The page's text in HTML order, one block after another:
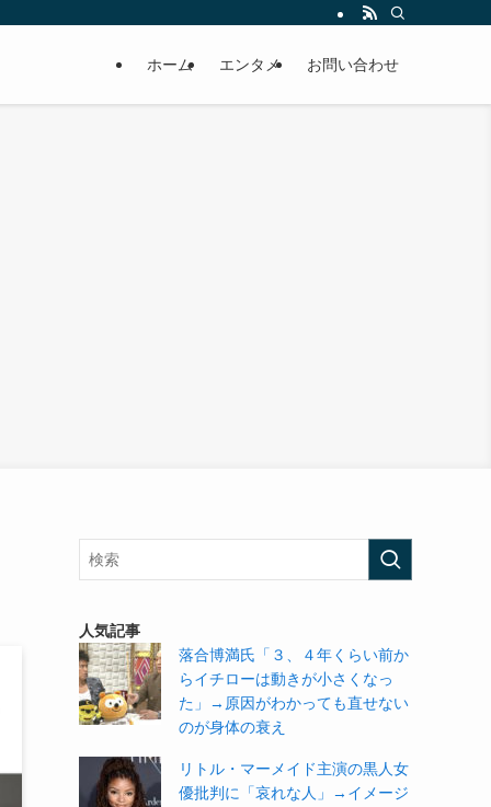
ホーム エンタメ お問い合わせ
人気記事
落合博満氏「３、４年くらい前か
らイチローは動きが小さくなっ
た」→原因がわかっても直せない
のが身体の衰え
リトル・マーメイド主演の黒人女
優批判に「哀れな人」→イメージ